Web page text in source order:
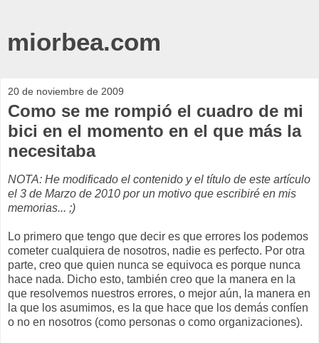
miorbea.com
20 de noviembre de 2009
Como se me rompió el cuadro de mi
bici en el momento en el que más la
necesitaba
NOTA: He modificado el contenido y el título de este artículo
el 3 de Marzo de 2010 por un motivo que escribiré en mis
memorias... ;)
Lo primero que tengo que decir es que errores los podemos
cometer cualquiera de nosotros, nadie es perfecto. Por otra
parte, creo que quien nunca se equivoca es porque nunca
hace nada. Dicho esto, también creo que la manera en la
que resolvemos nuestros errores, o mejor aún, la manera en
la que los asumimos, es la que hace que los demás confíen
o no en nosotros (como personas o como organizaciones).